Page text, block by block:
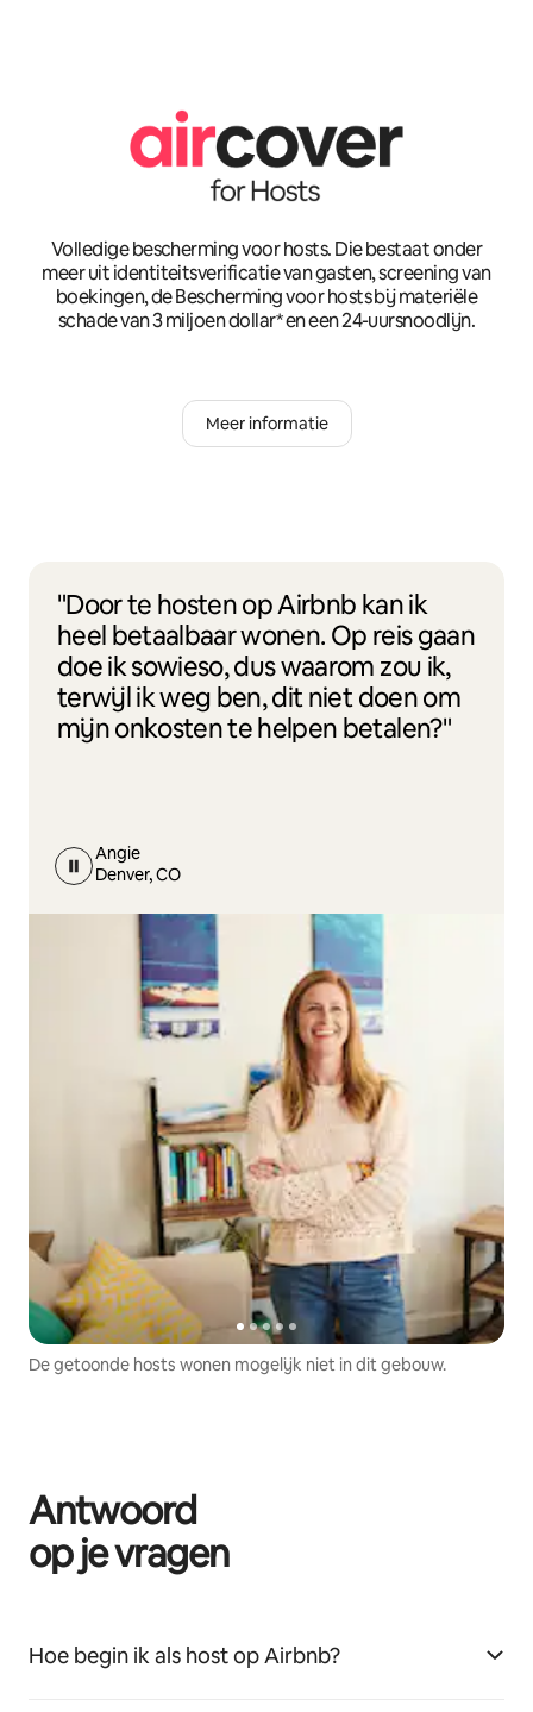
Volledige bescherming voor hosts. Die bestaat onder
meer uit identiteitsverificatie van gasten, screening van
boekingen, de Bescherming voor hosts bij materiële
schade van 3 miljoen dollar* en een 24-uursnoodlijn.
Meer informatie
"Door te hosten op Airbnb kan ik
heel betaalbaar wonen. Op reis gaan
doe ik sowieso, dus waarom zou ik,
terwijl ik weg ben, dit niet doen om
mijn onkosten te helpen betalen?"
Angie
Denver, CO
De getoonde hosts wonen mogelijk niet in dit gebouw.
Antwoord
op je vragen
Hoe begin ik als host op Airbnb?